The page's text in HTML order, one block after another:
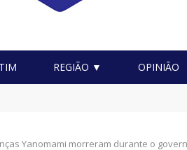
REGIÃO ▼ OPINIÃO
Itarantim Pode Mais realiza
Yanomami morreram durante o